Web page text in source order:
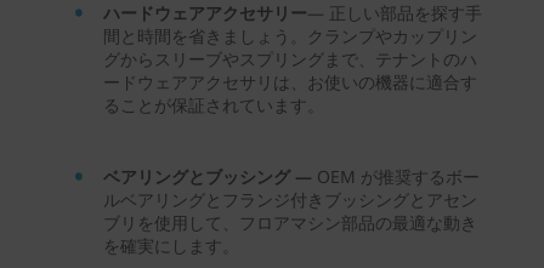
ハードウェアアクセサリー— 正しい部品を探す手
間と時間を省きましょう。クランプやカップリン
グからスリーブやスプリングまで、テナントのハ
ードウェアアクセサリは、お使いの機器に適合す
ることが保証されています。
ベアリングとブッシング — OEM が推奨するボー
ルベアリングとフランジ付きブッシングとアセン
ブリを使用して、フロアマシン部品の最適な動き
を確実にします。